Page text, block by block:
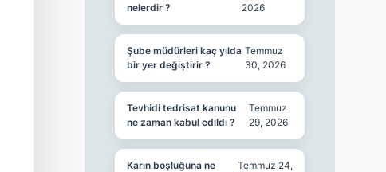
nelerdir ?
2026
Şube müdürleri kaç yılda
bir yer değiştirir ?
Temmuz
30, 2026
Tevhidi tedrisat kanunu
ne zaman kabul edildi ?
Temmuz
29, 2026
Karın boşluğuna ne
Temmuz 24,